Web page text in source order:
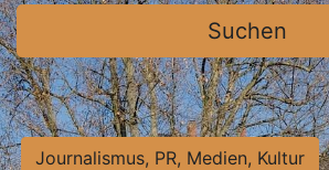
Suchen
Journalismus, PR, Medien, Kultur